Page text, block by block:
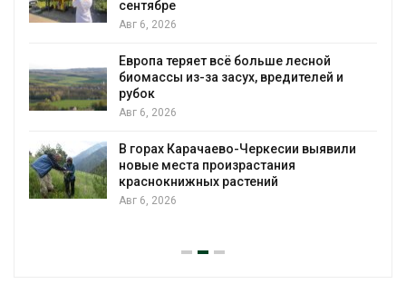
сентябре
Авг 6, 2026
Европа теряет всё больше лесной
биомассы из-за засух, вредителей и
рубок
Авг 6, 2026
В горах Карачаево-Черкесии выявили
новые места произрастания
краснокнижных растений
Авг 6, 2026